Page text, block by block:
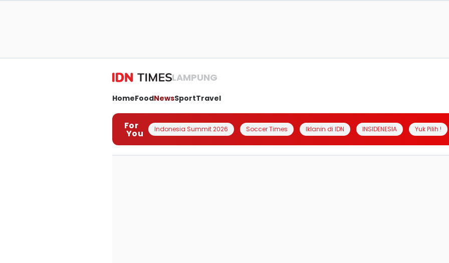
LAMPUNG
HomeFoodNewsSportTravel
For
You Indonesia Summit 2026 Soccer Times Iklanin di IDN INSIDENESIA Yuk Pilih !